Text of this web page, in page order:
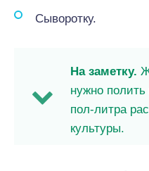
Сыворотку.
На заметку.
нужно полить
пол-литра
культуры.